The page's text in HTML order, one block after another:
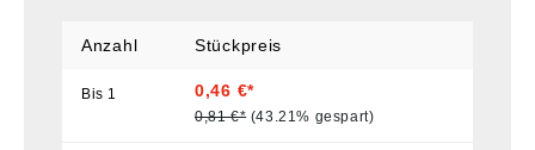
Anzahl Stückpreis
Bis 1 0,46 €*
0,81 €* (43.21% gespart)